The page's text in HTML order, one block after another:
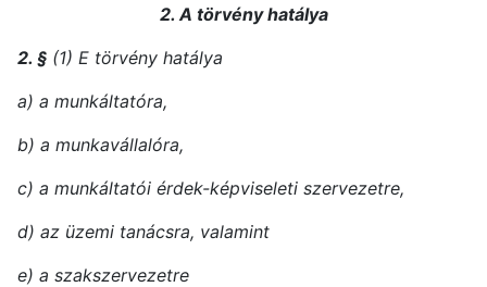
2. A törvény hatálya
2. § (1) E törvény hatálya
a) a munkáltatóra,
b) a munkavállalóra,
c) a munkáltatói érdek-képviseleti szervezetre,
d) az üzemi tanácsra, valamint
e) a szakszervezetre